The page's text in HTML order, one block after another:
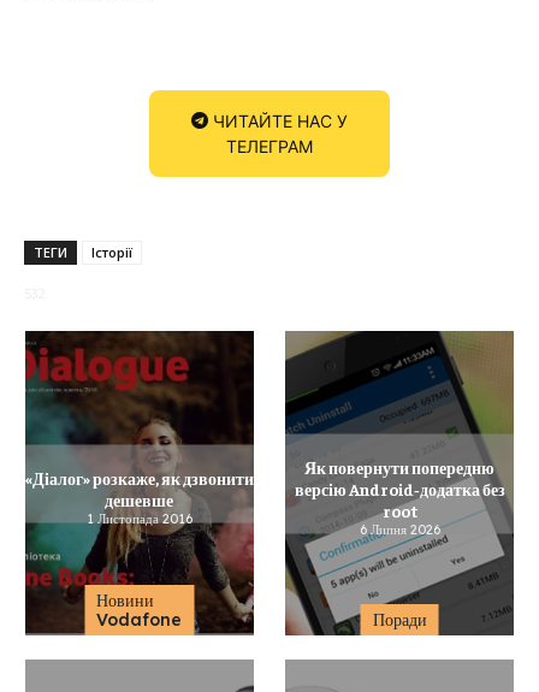
ЧИТАЙТЕ НАС У
ТЕЛЕГРАМ
ТЕГИ Історії
Новини
Vodafone
«Діалог» розкаже, як дзвонити
дешевше
1 Листопада 2016
Поради
Як повернути попередню
версію Android‑додатка без
root
6 Липня 2026